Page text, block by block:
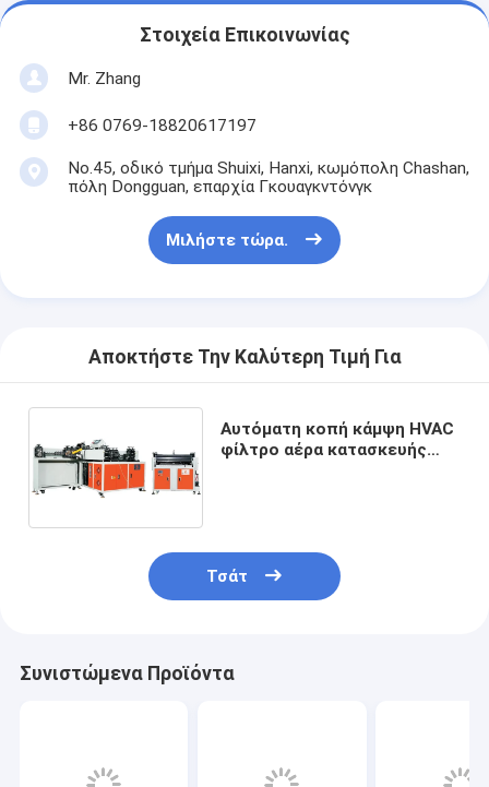
Στοιχεία Επικοινωνίας
Mr. Zhang
+86 0769-18820617197
No.45, οδικό τμήμα Shuixi, Hanxi, κωμόπολη Chashan,
πόλη Dongguan, επαρχία Γκουαγκντόνγκ
Μιλήστε τώρα.
Αποκτήστε Την Καλύτερη Τιμή Για
Αυτόματη κοπή κάμψη HVAC
φίλτρο αέρα κατασκευής
Τσάτ
Συνιστώμενα Προϊόντα